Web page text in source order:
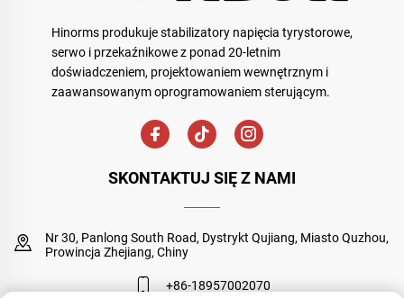
Hinorms produkuje stabilizatory napięcia tyrystorowe,
serwo i przekaźnikowe z ponad 20-letnim
doświadczeniem, projektowaniem wewnętrznym i
zaawansowanym oprogramowaniem sterującym.
SKONTAKTUJ SIĘ Z NAMI
Nr 30, Panlong South Road, Dystrykt Qujiang, Miasto Quzhou,
Prowincja Zhejiang, Chiny
+86-18957002070